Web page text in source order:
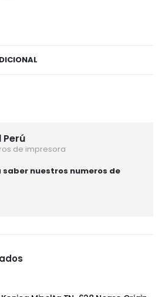
Perú
de impresora
saber nuestros numeros de